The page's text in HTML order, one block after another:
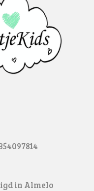
in Almelo